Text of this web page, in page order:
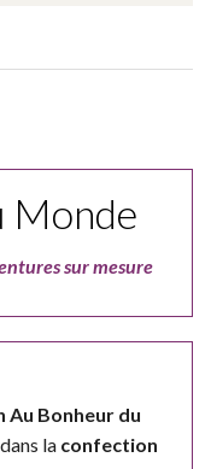
Monde
sur mesure
Au Bonheur du
la confection